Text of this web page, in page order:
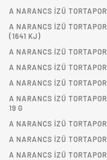
A NARANCS ÍZŰ TORTAPOR
A NARANCS ÍZŰ TORTAPOR
(1641 KJ)
A NARANCS ÍZŰ TORTAPOR
A NARANCS ÍZŰ TORTAPOR
A NARANCS ÍZŰ TORTAPOR
A NARANCS ÍZŰ TORTAPOR
19 G
A NARANCS ÍZŰ TORTAPOR
A NARANCS ÍZŰ TORTAPOR
A NARANCS ÍZŰ TORTAPOR